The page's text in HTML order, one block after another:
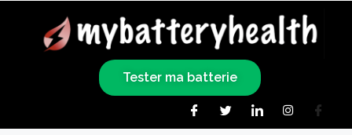
Tester ma batterie